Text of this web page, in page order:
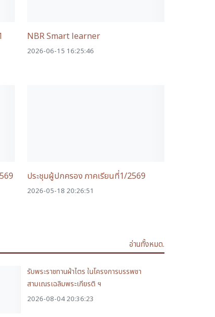
NBR Smart learner
2026-06-15 16:25:46
ประชุมผู้ปกครอง ภาคเรียนที่1/2569
2026-05-18 20:26:51
อ่านทั้งหมด.
รับพระราชทานผ้าไตร ในโครงการบรรพชา
สามเณรเฉลิมพระเกียรติ ฯ
2026-08-04 20:36:23